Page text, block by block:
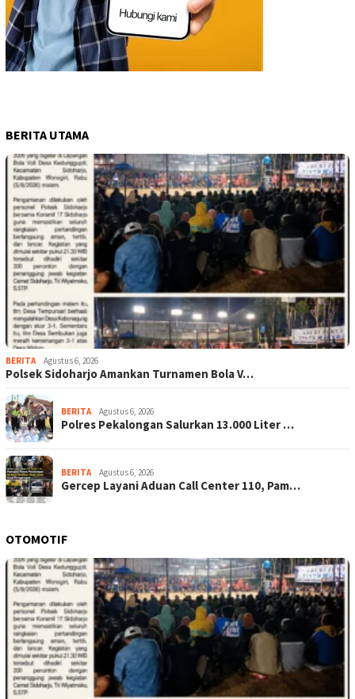
BERITA UTAMA
BERITA Agustus 6, 2026
Polsek Sidoharjo Amankan Turnamen Bola V…
BERITA Agustus 6, 2026
Polres Pekalongan Salurkan 13.000 Liter …
BERITA Agustus 6, 2026
Gercep Layani Aduan Call Center 110, Pam…
OTOMOTIF